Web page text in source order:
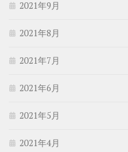
2021年9月
2021年8月
2021年7月
2021年6月
2021年5月
2021年4月